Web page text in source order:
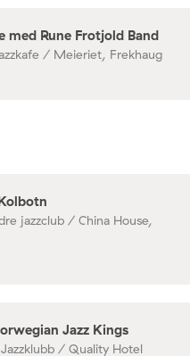
med Rune Frotjold Band
/ Meieriet, Frekhaug
jazzclub / China House,
Jazz Kings
/ Quality Hotel